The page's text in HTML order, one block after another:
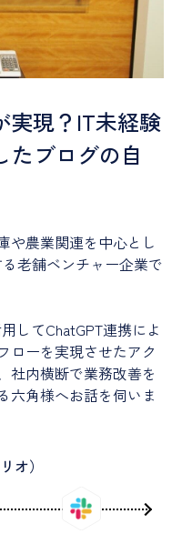
実現？IT未経験
たブログの自
や農業関連を中心とし
老舗ベンチャー企業で
してChatGPT連携によ
ローを実現させたアク
社内横断で業務改善を
六角様へお話を伺いま
オ）